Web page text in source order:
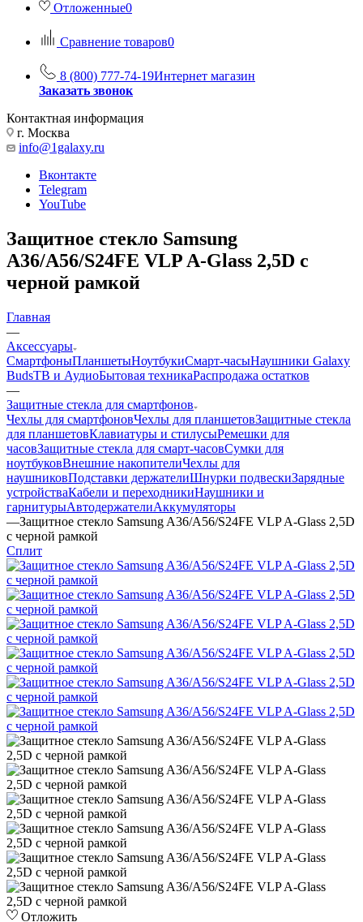
Отложенные0
Сравнение товаров0
8 (800) 777-74-19Интернет магазин
Заказать звонок
Контактная информация
г. Москва
info@1galaxy.ru
Вконтакте
Telegram
YouTube
Защитное стекло Samsung
A36/A56/S24FE VLP A-Glass 2,5D с
черной рамкой
Главная
—
Аксессуары
СмартфоныПланшетыНоутбукиСмарт-часыНаушники Galaxy
BudsТВ и АудиоБытовая техникаРаспродажа остатков
—
Защитные стекла для смартфонов
Чехлы для смартфоновЧехлы для планшетовЗащитные стекла
для планшетовКлавиатуры и стилусыРемешки для
часовЗащитные стекла для смарт-часовСумки для
ноутбуковВнешние накопителиЧехлы для
наушниковПодставки держателиШнурки подвескиЗарядные
устройстваКабели и переходникиНаушники и
гарнитурыАвтодержателиАккумуляторы
—Защитное стекло Samsung A36/A56/S24FE VLP A-Glass 2,5D
с черной рамкой
Сплит
Отложить